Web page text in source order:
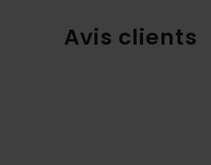
Avis clients